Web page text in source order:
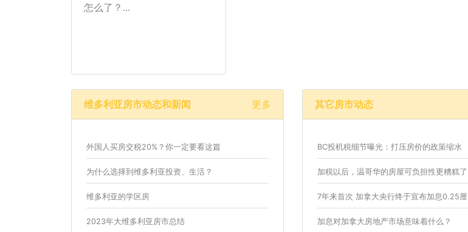
怎么了？...
维多利亚房市动态和新闻 更多
外国人买房交税20%？你一定要看这篇
为什么选择到维多利亚投资、生活？
维多利亚的学区房
2023年大维多利亚房市总结
其它房市动态
BC投机税细节曝光：打压房价的政策缩水
加税以后，温哥华的房屋可负担性更糟糕了
7年来首次 加拿大央行终于宣布加息0.25厘
加息对加拿大房地产市场意味着什么？